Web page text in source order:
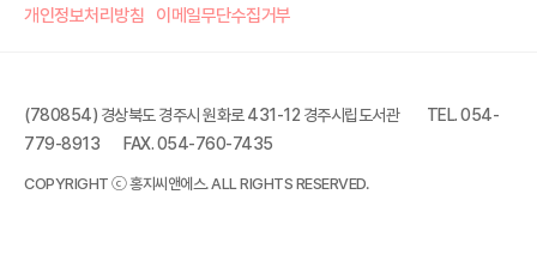
개인정보처리방침 이메일무단수집거부
(780854) 경상북도 경주시 원화로 431-12 경주시립도서관
TEL. 054-
779-8913
FAX. 054-760-7435
COPYRIGHT ⓒ 홍지씨앤에스. ALL RIGHTS RESERVED.